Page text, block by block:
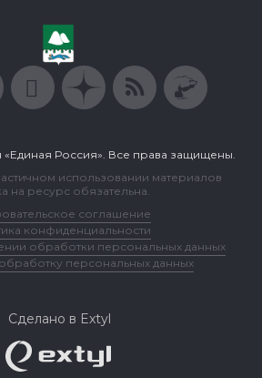
«Единая Россия». Все права защищены.
использовании материалов
на ресурс обязательна.
соглашение
конфиденциальности
обработки персональных данных
персональных данных
Сделано в Extyl